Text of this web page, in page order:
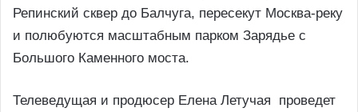
Репинский сквер до Балчуга, пересекут Москва-реку
и полюбуются масштабным парком Зарядье с
Большого Каменного моста.
Телеведущая и продюсер Елена Летучая проведет